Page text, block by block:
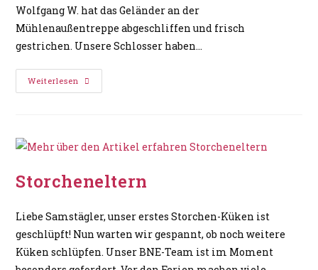
Wolfgang W. hat das Geländer an der
Mühlenaußentreppe abgeschliffen und frisch
gestrichen. Unsere Schlosser haben…
Weiterlesen
Storcheneltern
Liebe Samstägler, unser erstes Storchen-Küken ist
geschlüpft! Nun warten wir gespannt, ob noch weitere
Küken schlüpfen. Unser BNE-Team ist im Moment